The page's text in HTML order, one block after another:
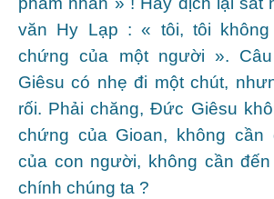
văn Hy Lạp : « tôi, tôi
chứng của một người ».
Giêsu có nhẹ đi một chút,
rối. Phải chăng, Đức Giêsu
chứng của Gioan, không cần
của con người, không cần
chính chúng ta ?